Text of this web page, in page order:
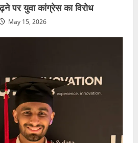
पर युवा कांग्रेस का विरोध
May 15, 2026